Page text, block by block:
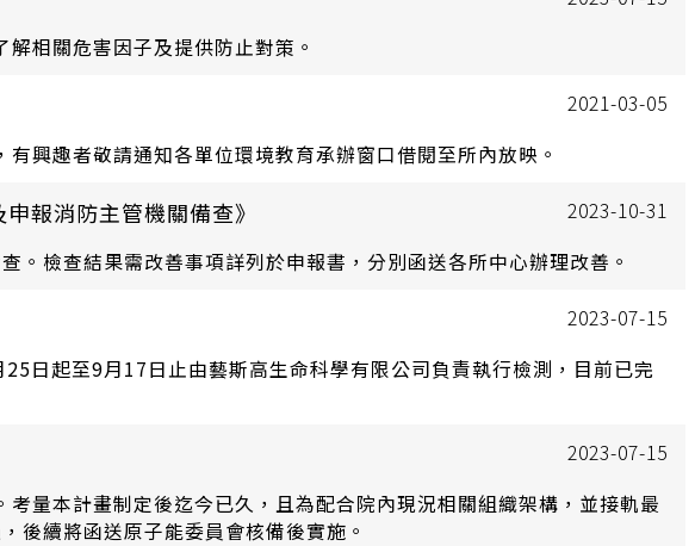
相關危害因子及提供防止對策。
2021-03-05
興趣者敬請通知各單位環境教育承辦窗口借閱至所內放映。
報消防主管機關備查》
2023-10-31
檢查結果需改善事項詳列於申報書，分別函送各所中心辦理改善。
2023-07-15
日起至9月17日止由藝斯高生命科學有限公司負責執行檢測，目前已完
2023-07-15
量本計畫制定後迄今已久，且為配合院內現況相關組織架構，並接軌最
後續將函送原子能委員會核備後實施。